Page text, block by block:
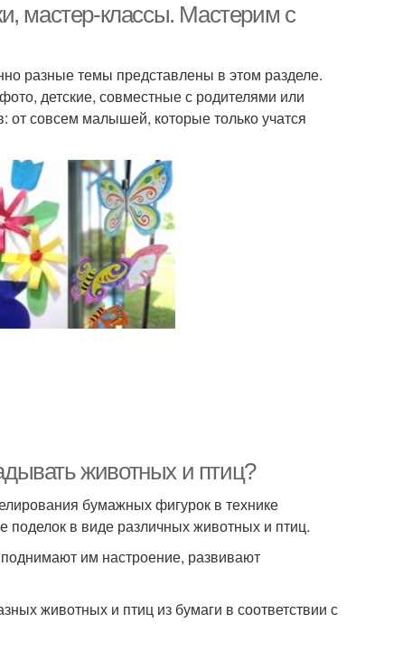
мастер-классы. Мастерим с
разные темы представлены в этом разделе.
детские, совместные с родителями или
от совсем малышей, которые только учатся
животных и птиц?
бумажных фигурок в технике
поделок в виде различных животных и птиц.
им настроение, развивают
животных и птиц из бумаги в соответствии с